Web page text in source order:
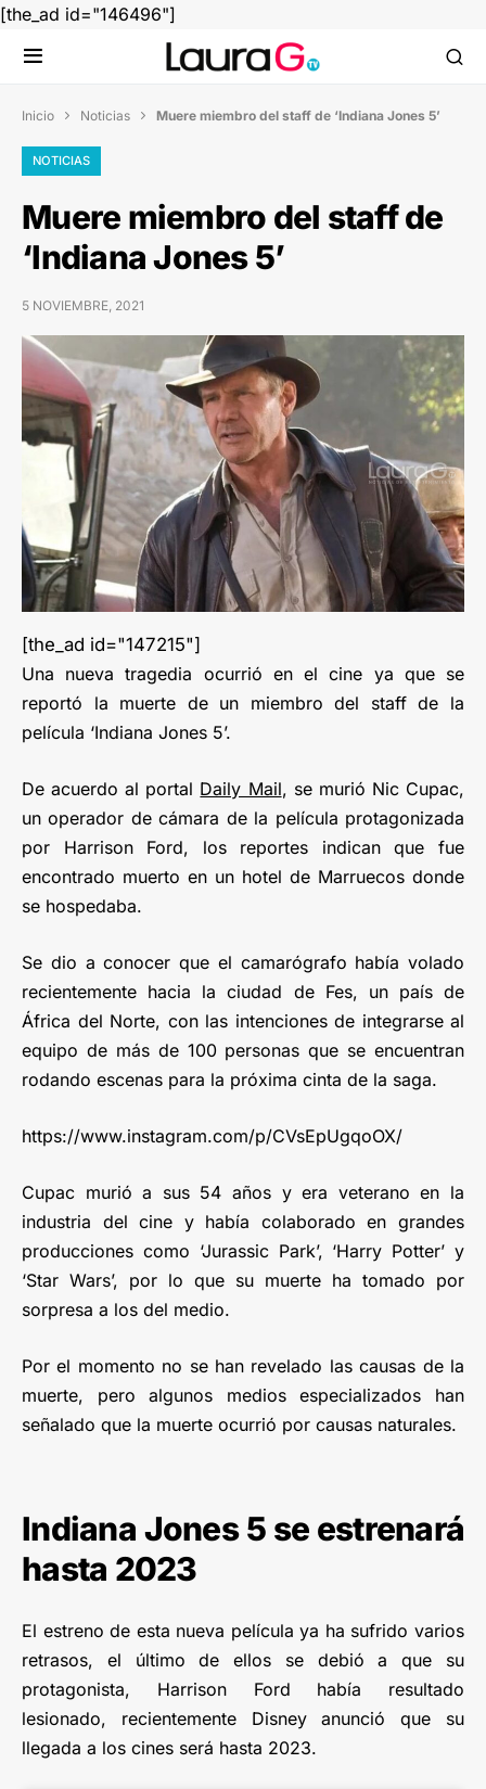
[the_ad id="146496"]
Inicio  Noticias  Muere miembro del staff de ‘Indiana Jones 5’
NOTICIAS
Muere miembro del staff de
‘Indiana Jones 5’
5 NOVIEMBRE, 2021
[the_ad id="147215"]
Una nueva tragedia ocurrió en el cine ya que se
reportó la muerte de un miembro del staff de la
película ‘Indiana Jones 5’.
De acuerdo al portal Daily Mail, se murió Nic Cupac,
un operador de cámara de la película protagonizada
por Harrison Ford, los reportes indican que fue
encontrado muerto en un hotel de Marruecos donde
se hospedaba.
Se dio a conocer que el camarógrafo había volado
recientemente hacia la ciudad de Fes, un país de
África del Norte, con las intenciones de integrarse al
equipo de más de 100 personas que se encuentran
rodando escenas para la próxima cinta de la saga.
https://www.instagram.com/p/CVsEpUgqoOX/
Cupac murió a sus 54 años y era veterano en la
industria del cine y había colaborado en grandes
producciones como ‘Jurassic Park’, ‘Harry Potter’ y
‘Star Wars’, por lo que su muerte ha tomado por
sorpresa a los del medio.
Por el momento no se han revelado las causas de la
muerte, pero algunos medios especializados han
señalado que la muerte ocurrió por causas naturales.
Indiana Jones 5 se estrenará
hasta 2023
El estreno de esta nueva película ya ha sufrido varios
retrasos, el último de ellos se debió a que su
protagonista, Harrison Ford había resultado
lesionado, recientemente Disney anunció que su
llegada a los cines será hasta 2023.